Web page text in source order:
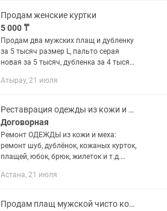
Продам женские куртки
5 000 ₸
Продам два мужских плащ и дубленку
за 5 тысяч размер L, пальто серая
новая за 5 тысяч, дубленка за 4 тысяч,
Атырау, 21 июля
Реставрация одежды из кожи и меха.
Договорная
Ремонт ОДЕЖДЫ из кожи и меха:
ремонт шуб, дублёнок, кожаных курток,
плащей, юбок, брюк, жилеток и т.д.
брюки. ГОТОВЬ САНИ ЛЕТОМ!!!
Астана, 21 июля
Продам плащ мужской чисто кожаный